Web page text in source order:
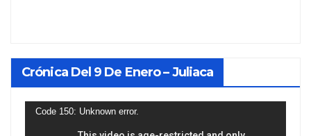
Crónica Del 9 De Enero – Juliaca
Reproductor
Code 150: Unknown error.